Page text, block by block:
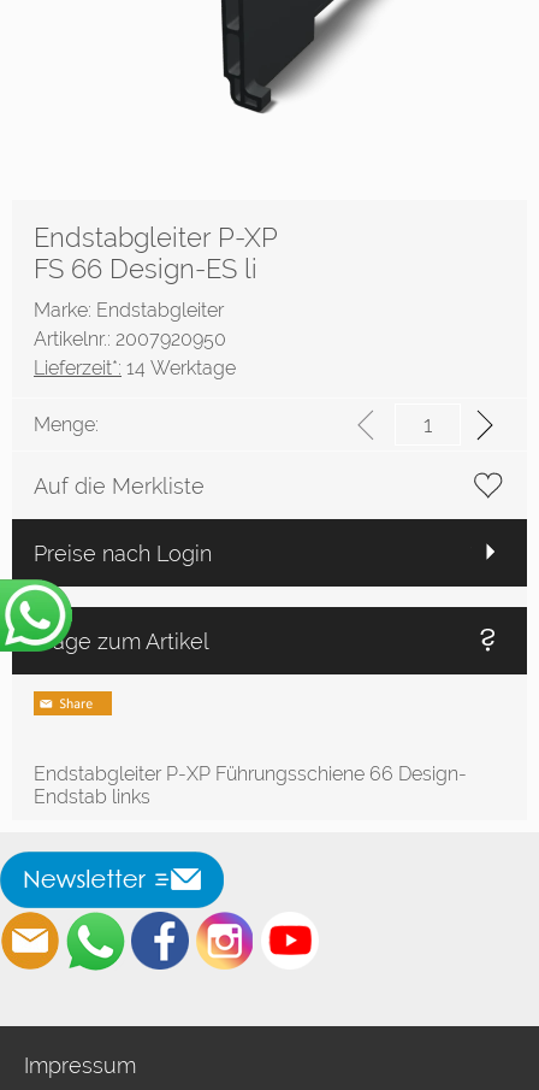
Endstabgleiter P-XP
FS 66 Design-ES li
Marke: Endstabgleiter
Artikelnr.: 2007920950
Lieferzeit*: 14 Werktage
Menge:
Auf die Merkliste
Preise nach Login
Frage zum Artikel
Endstabgleiter P-XP Führungsschiene 66 Design-
Endstab links
Impressum